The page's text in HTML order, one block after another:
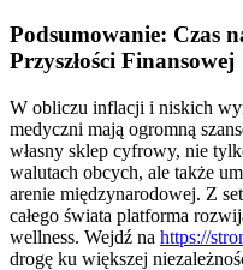
Podsumowanie: Czas
Przyszłości Finansowej
W obliczu inflacji i niskich
medyczni mają ogromną
własny sklep cyfrowy, nie
walutach obcych, ale także
arenie międzynarodowej. Z
całego świata platforma
wellness. Wejdź na https://
drogę ku większej